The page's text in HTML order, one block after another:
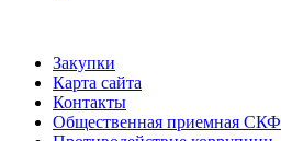
Закупки
Карта сайта
Контакты
Общественная приемная СКФ